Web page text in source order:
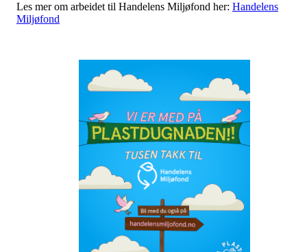
Les mer om arbeidet til Handelens Miljøfond her: Handelens
Miljøfond